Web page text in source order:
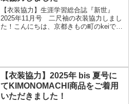
【衣装協力】生涯学習総合誌『新世』
2025年11月号 二尺袖の衣装協力しまし
た！こんにちは、京都きもの町のkeiで
【衣装協力】2025年 bis 夏号に
てKIMONOMACHI商品をご着用
いただきました！